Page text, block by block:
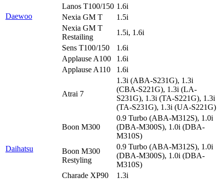
Daewoo
Lanos T100/150 1.6i
Nexia GM T
1.5i
Nexia GM T
Restailing
1.5i, 1.6i
Sens T100/150
1.6i
Daihatsu
Applause A100
1.6i
Applause A110
1.6i
Atrai 7
1.3i (ABA-S231G), 1.3i
(CBA-S221G), 1.3i (LA-
S231G), 1.3i (TA-S221G), 1.3i
(TA-S231G), 1.3i (UA-S221G)
Boon M300
0.9 Turbo (ABA-M312S), 1.0i
(DBA-M300S), 1.0i (DBA-
M310S)
Boon M300
Restyling
0.9 Turbo (ABA-M312S), 1.0i
(DBA-M300S), 1.0i (DBA-
M310S)
Charade XP90
1.3i